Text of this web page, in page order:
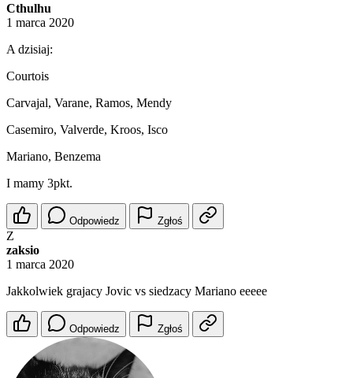
Cthulhu
1 marca 2020
A dzisiaj:
Courtois
Carvajal, Varane, Ramos, Mendy
Casemiro, Valverde, Kroos, Isco
Mariano, Benzema
I mamy 3pkt.
Odpowiedz Zgłoś
Z
zaksio
1 marca 2020
Jakkolwiek grajacy Jovic vs siedzacy Mariano eeeee
Odpowiedz Zgłoś